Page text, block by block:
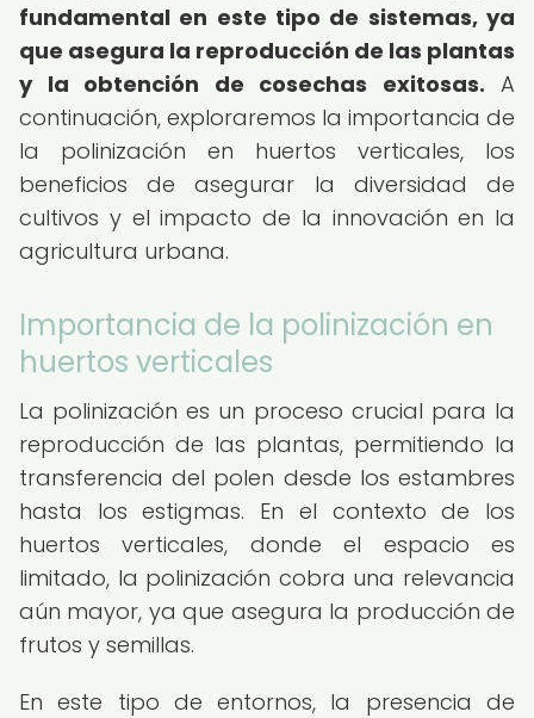
fundamental en este tipo de sistemas, ya
que asegura la reproducción de las plantas
y la obtención de cosechas exitosas. A
continuación, exploraremos la importancia de
la polinización en huertos verticales, los
beneficios de asegurar la diversidad de
cultivos y el impacto de la innovación en la
agricultura urbana.
Importancia de la polinización en
huertos verticales
La polinización es un proceso crucial para la
reproducción de las plantas, permitiendo la
transferencia del polen desde los estambres
hasta los estigmas. En el contexto de los
huertos verticales, donde el espacio es
limitado, la polinización cobra una relevancia
aún mayor, ya que asegura la producción de
frutos y semillas.
En este tipo de entornos, la presencia de